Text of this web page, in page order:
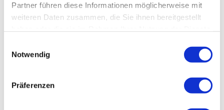
Partner führen diese Informationen möglicherweise mit
weiteren Daten zusammen, die Sie ihnen bereitgestellt
Notwendig
Präferenzen
SWITCHES VON QNAP